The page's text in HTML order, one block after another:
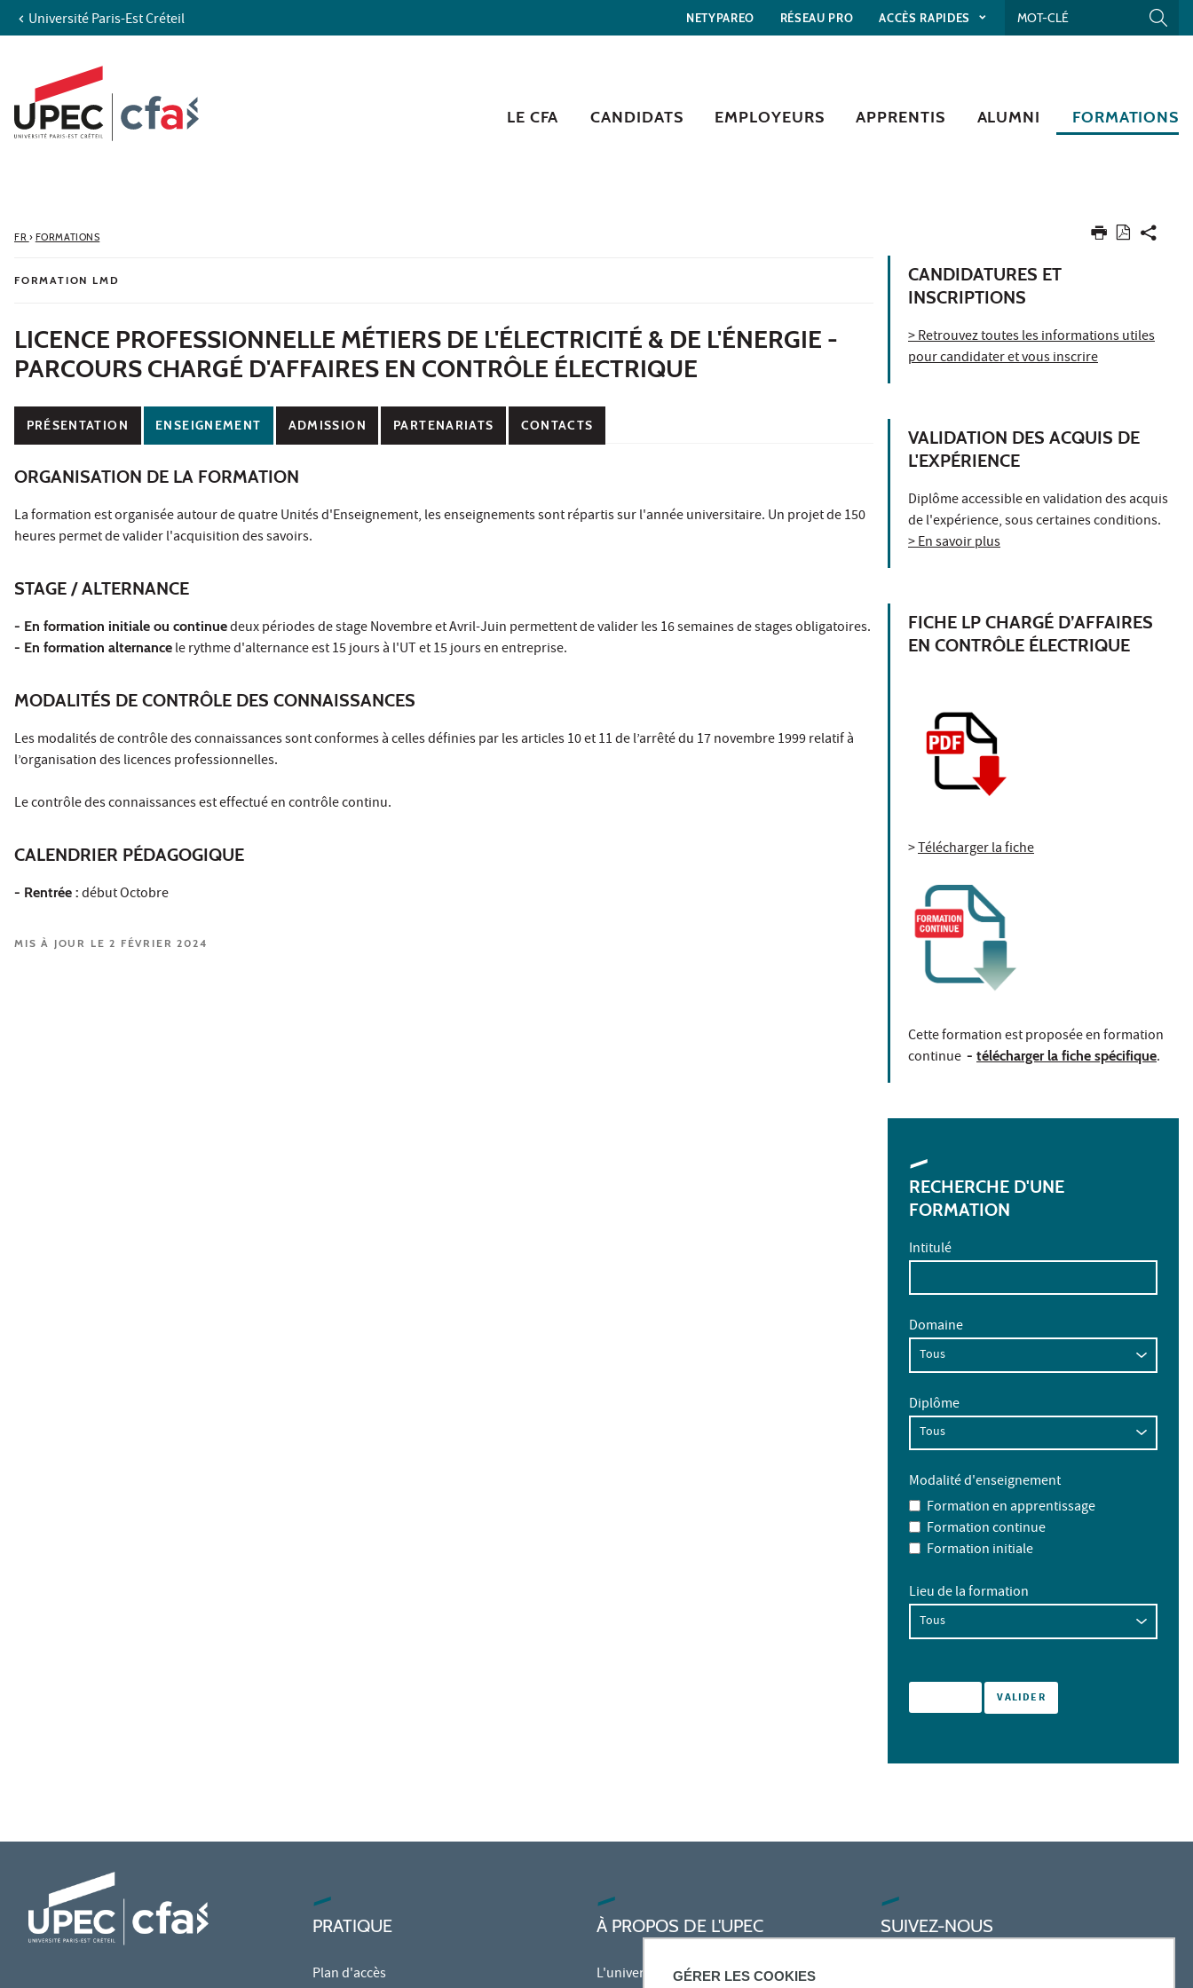
GÉRER LES COOKIES
Aller au contenu
Accès directs
Recherche
Université Paris-Est Créteil NETYPAREO RÉSEAU PRO ACCÈS RAPIDES
LE CFA CANDIDATS EMPLOYEURS APPRENTIS ALUMNI FORMATIONS
FR › FORMATIONS
FORMATION LMD
LICENCE PROFESSIONNELLE MÉTIERS DE L'ÉLECTRICITÉ & DE L'ÉNERGIE -
PARCOURS CHARGÉ D'AFFAIRES EN CONTRÔLE ÉLECTRIQUE
PRÉSENTATION ENSEIGNEMENT ADMISSION PARTENARIATS CONTACTS
ORGANISATION DE LA FORMATION
La formation est organisée autour de quatre Unités d'Enseignement, les enseignements sont répartis sur l'année universitaire. Un projet de 150
heures permet de valider l'acquisition des savoirs.
STAGE / ALTERNANCE
- En formation initiale ou continuedeux périodes de stage Novembre et Avril-Juin permettent de valider les 16 semaines de stages obligatoires.
- En formation alternance le rythme d'alternance est 15 jours à l'UT et 15 jours en entreprise.
MODALITÉS DE CONTRÔLE DES CONNAISSANCES
Les modalités de contrôle des connaissances sont conformes à celles définies par les articles 10 et 11 de l’arrêté du 17 novembre 1999 relatif à
l’organisation des licences professionnelles.
Le contrôle des connaissances est effectué en contrôle continu.
CALENDRIER PÉDAGOGIQUE
- Rentrée : début Octobre
MIS À JOUR LE 2 FÉVRIER 2024
CANDIDATURES ET
INSCRIPTIONS
> Retrouvez toutes les informations utiles
pour candidater et vous inscrire
VALIDATION DES ACQUIS DE
L'EXPÉRIENCE
Diplôme accessible en validation des acquis
de l'expérience, sous certaines conditions.
> En savoir plus
FICHE LP CHARGÉ D’AFFAIRES
EN CONTRÔLE ÉLECTRIQUE
>Télécharger la fiche
Cette formation est proposée en formation
continue - télécharger la fiche spécifique.
RECHERCHE D'UNE
FORMATION
Intitulé
Domaine
Diplôme
Modalité d'enseignement
Formation en apprentissage
Formation continue
Formation initiale
Lieu de la formation
PRATIQUE
Plan d'accès
À PROPOS DE L'UPEC
L'université
SUIVEZ-NOUS